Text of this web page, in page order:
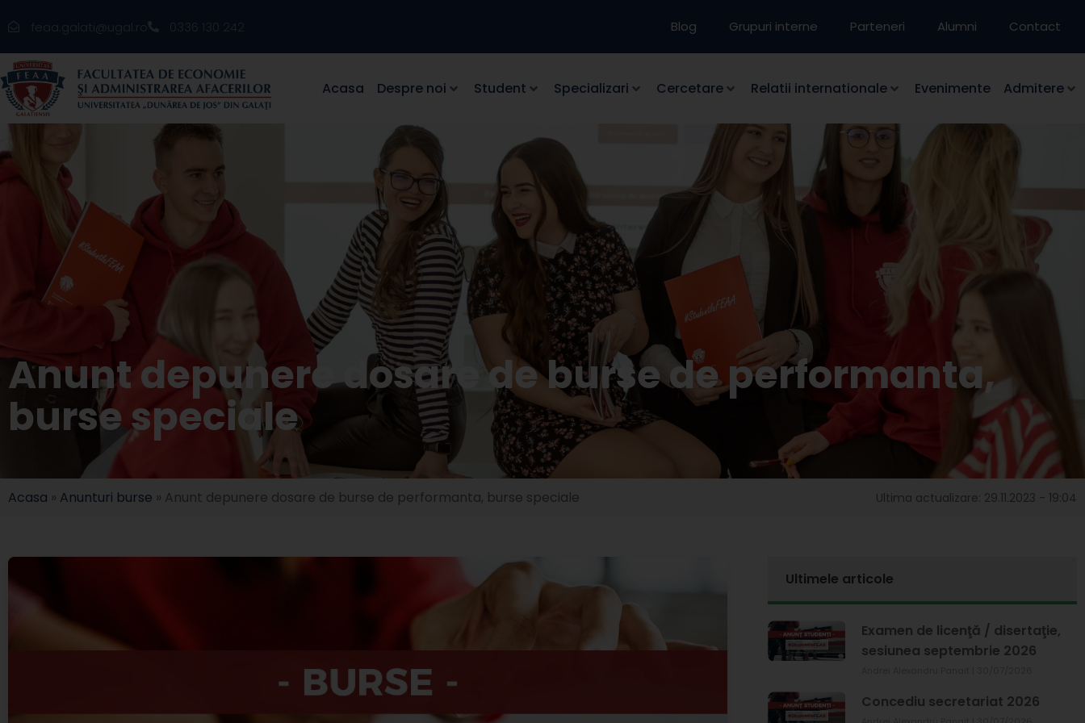
feaa.galati@ugal.ro 0336 130 242 Blog Grupuri interne Parteneri Alumni Contact
Acasa Despre noi Student Specializari Cercetare Relatii internationale Evenimente Admitere
Anunt depunere dosare de burse de performanta,
burse speciale
Acasa » Anunturi burse » Anunt depunere dosare de burse de performanta, burse speciale Ultima actualizare: 29.11.2023 - 19:04
Ultimele articole
Examen de licenţă / disertaţie,
sesiunea septembrie 2026
Concediu secretariat 2026